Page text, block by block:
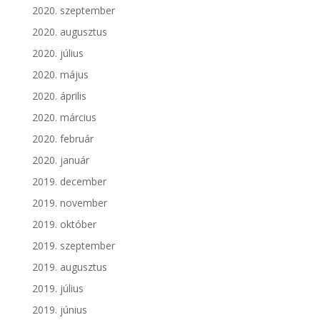
2020. szeptember
2020. augusztus
2020. július
2020. május
2020. április
2020. március
2020. február
2020. január
2019. december
2019. november
2019. október
2019. szeptember
2019. augusztus
2019. július
2019. június